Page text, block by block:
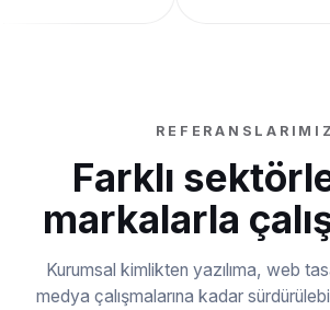
REFERANSLARIMIZ
Farklı
markalarla
Kurumsal kimlikten yazılıma, web
medya çalışmalarına kadar